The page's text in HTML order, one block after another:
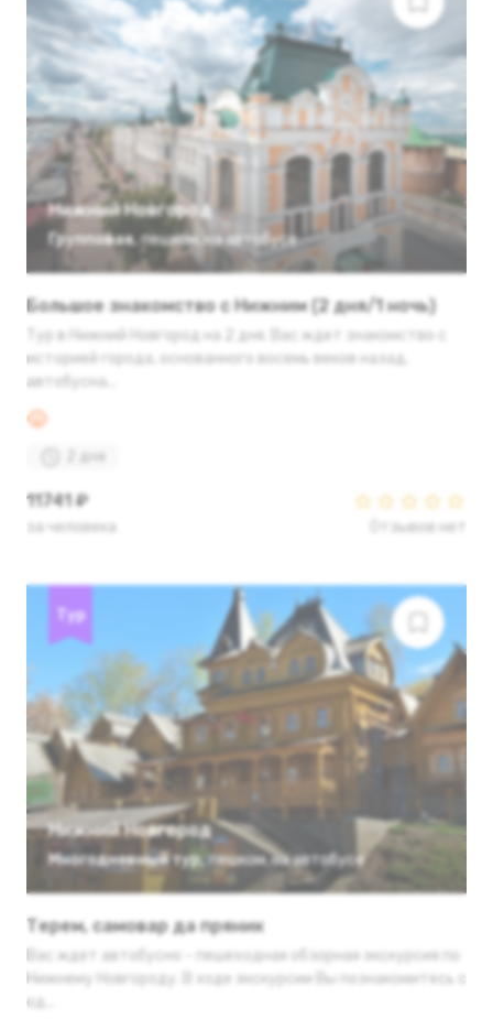
Нижний Новгород
Групповая, пешком на автобусе
Большое знакомство с Нижним (2 дня/1 ночь)
Тур в Нижний Новгород на 2 дня. Вас ждет знакомство с
историей города, основанного восемь веков назад,
автобусна...
2 дня
11741 ₽
за человека Отзывов нет
Тур
Нижний Новгород
Многодневный тур, пешком, на автобусе
Терем, самовар да пряник
Вас ждет автобусно - пешеходная обзорная экскурсия по
Нижнему Новгороду. В ходе экскурсии Вы познакомитесь с
од...